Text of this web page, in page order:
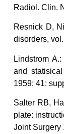
Radiol. Clin.
Resnick D,
disorders,
Lindstrom
and
1959; 41:
Salter RB,
plate:
Joint Surgery